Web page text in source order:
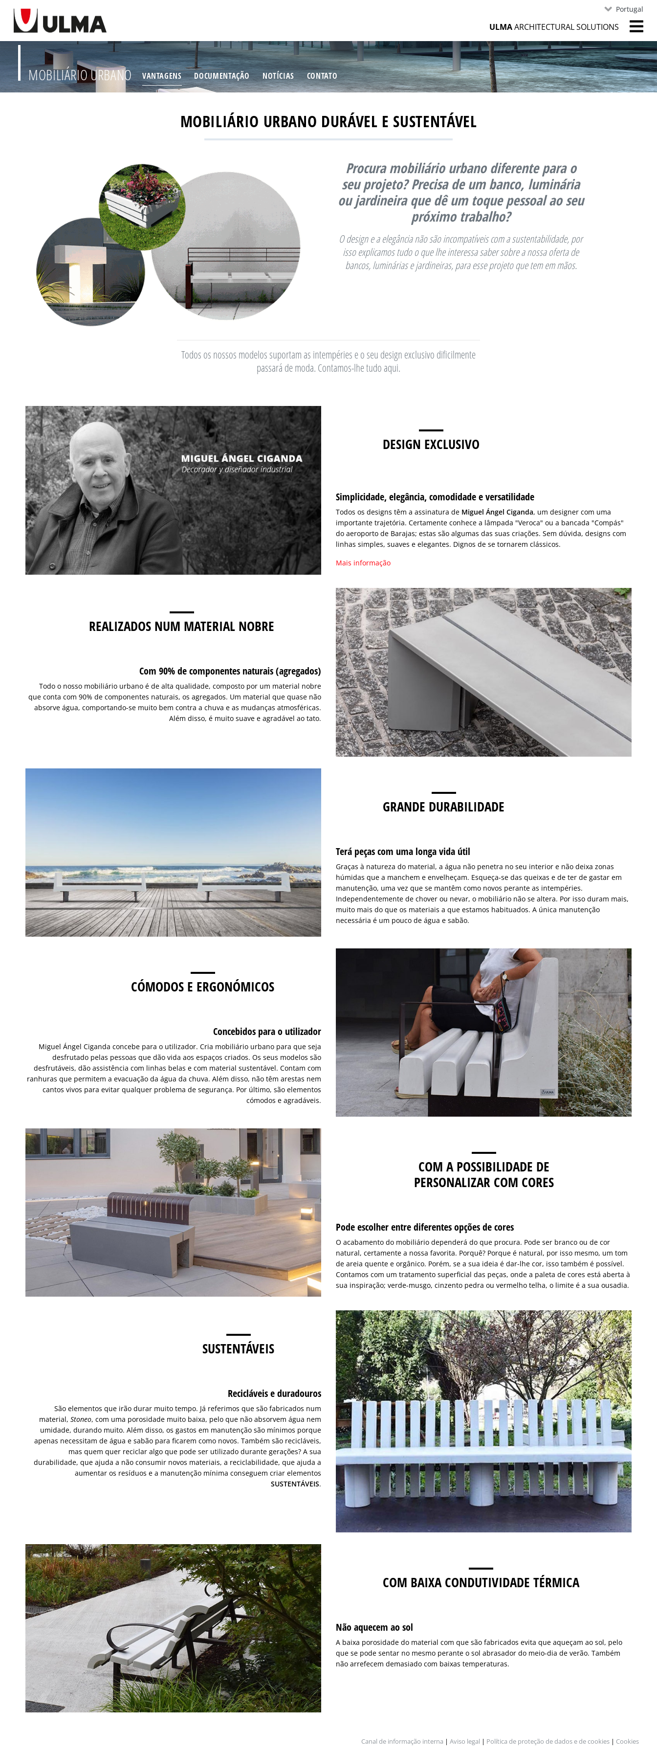
Portugal
ULMAARCHITECTURAL SOLUTIONS
MOBILIÁRIO URBANO VANTAGENS DOCUMENTAÇÃO NOTÍCIAS CONTATO
MOBILIÁRIO URBANO DURÁVEL E SUSTENTÁVEL
Procura mobiliário urbano diferente para o
seu projeto? Precisa de um banco, luminária
ou jardineira que dê um toque pessoal ao seu
próximo trabalho?
O design e a elegância não são incompatíveis com a sustentabilidade, por
isso explicamos tudo o que lhe interessa saber sobre a nossa oferta de
bancos, luminárias e jardineiras, para esse projeto que tem em mãos.
Todos os nossos modelos suportam as intempéries e o seu design exclusivo dificilmente
passará de moda. Contamos-lhe tudo aqui.
DESIGN EXCLUSIVO
Simplicidade, elegância, comodidade e versatilidade
Todos os designs têm a assinatura de Miguel Ángel Ciganda, um designer com uma
importante trajetória. Certamente conhece a lâmpada "Veroca" ou a bancada "Compás"
do aeroporto de Barajas; estas são algumas das suas criações. Sem dúvida, designs com
linhas simples, suaves e elegantes. Dignos de se tornarem clássicos.
Mais informação
REALIZADOS NUM MATERIAL NOBRE
Com 90% de componentes naturais (agregados)
Todo o nosso mobiliário urbano é de alta qualidade, composto por um material nobre
que conta com 90% de componentes naturais, os agregados. Um material que quase não
absorve água, comportando-se muito bem contra a chuva e as mudanças atmosféricas.
Além disso, é muito suave e agradável ao tato.
GRANDE DURABILIDADE
Terá peças com uma longa vida útil
Graças à natureza do material, a água não penetra no seu interior e não deixa zonas
húmidas que a manchem e envelheçam. Esqueça-se das queixas e de ter de gastar em
manutenção, uma vez que se mantêm como novos perante as intempéries.
Independentemente de chover ou nevar, o mobiliário não se altera. Por isso duram mais,
muito mais do que os materiais a que estamos habituados. A única manutenção
necessária é um pouco de água e sabão.
CÓMODOS E ERGONÓMICOS
Concebidos para o utilizador
Miguel Ángel Ciganda concebe para o utilizador. Cria mobiliário urbano para que seja
desfrutado pelas pessoas que dão vida aos espaços criados. Os seus modelos são
desfrutáveis, dão assistência com linhas belas e com material sustentável. Contam com
ranhuras que permitem a evacuação da água da chuva. Além disso, não têm arestas nem
cantos vivos para evitar qualquer problema de segurança. Por último, são elementos
cómodos e agradáveis.
COM A POSSIBILIDADE DE
PERSONALIZAR COM CORES
Pode escolher entre diferentes opções de cores
O acabamento do mobiliário dependerá do que procura. Pode ser branco ou de cor
natural, certamente a nossa favorita. Porquê? Porque é natural, por isso mesmo, um tom
de areia quente e orgânico. Porém, se a sua ideia é dar-lhe cor, isso também é possível.
Contamos com um tratamento superficial das peças, onde a paleta de cores está aberta à
sua inspiração; verde-musgo, cinzento pedra ou vermelho telha, o limite é a sua ousadia.
SUSTENTÁVEIS
Recicláveis e duradouros
São elementos que irão durar muito tempo. Já referimos que são fabricados num
material, Stoneo, com uma porosidade muito baixa, pelo que não absorvem água nem
umidade, durando muito. Além disso, os gastos em manutenção são mínimos porque
apenas necessitam de água e sabão para ficarem como novos. Também são recicláveis,
mas quem quer reciclar algo que pode ser utilizado durante gerações? A sua
durabilidade, que ajuda a não consumir novos materiais, a reciclabilidade, que ajuda a
aumentar os resíduos e a manutenção mínima conseguem criar elementos
SUSTENTÁVEIS.
COM BAIXA CONDUTIVIDADE TÉRMICA
Não aquecem ao sol
A baixa porosidade do material com que são fabricados evita que aqueçam ao sol, pelo
que se pode sentar no mesmo perante o sol abrasador do meio-dia de verão. Também
não arrefecem demasiado com baixas temperaturas.
Canal de informação interna | Aviso legal | Política de proteção de dados e de cookies | Cookies